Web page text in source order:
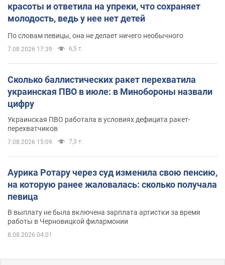
красоты и ответила на упреки, что сохраняет
молодость, ведь у нее нет детей
По словам певицы, она не делает ничего необычного
7.08.2026 17:39 6,5 т.
Сколько баллистических ракет перехватила
украинская ПВО в июле: в Минобороны назвали
цифру
Украинская ПВО работала в условиях дефицита ракет-
перехватчиков
7.08.2026 15:09 7,3 т.
Аурика Ротару через суд изменила свою пенсию,
на которую ранее жаловалась: сколько получала
певица
В выплату не была включена зарплата артистки за время
работы в Черновицкой филармонии
8.08.2026 04:01